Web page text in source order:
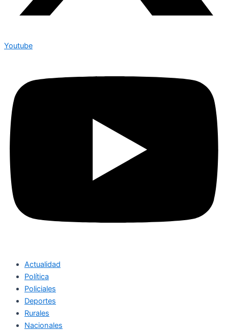
Youtube
Actualidad
Política
Policiales
Deportes
Rurales
Nacionales